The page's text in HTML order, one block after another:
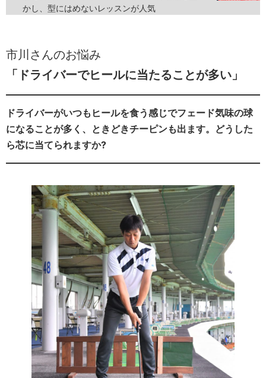
かし、型にはめないレッスンが人気
市川さんのお悩み
「ドライバーでヒールに当たることが多い」
ドライバーがいつもヒールを食う感じでフェード気味の球
になることが多く、ときどきチーピンも出ます。どうした
ら芯に当てられますか?